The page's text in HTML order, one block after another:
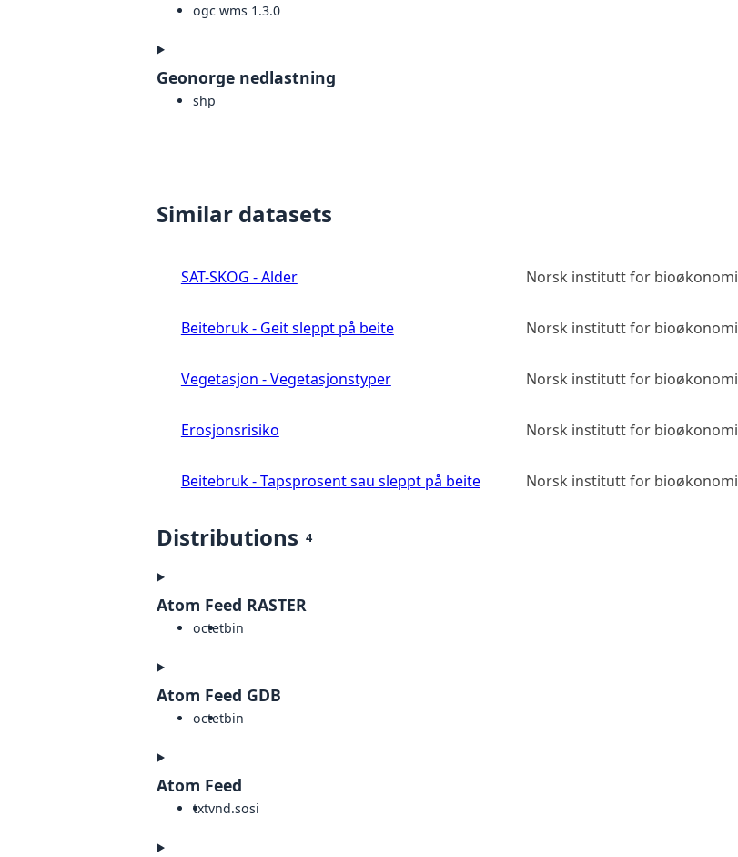
ogc wms 1.3.0
Geonorge nedlastning
shp
Similar datasets
SAT-SKOG - Alder Norsk institutt for bioøkonomi
Beitebruk - Geit sleppt på beite Norsk institutt for bioøkonomi
Vegetasjon - Vegetasjonstyper Norsk institutt for bioøkonomi
Erosjonsrisiko Norsk institutt for bioøkonomi
Beitebruk - Tapsprosent sau sleppt på beite Norsk institutt for bioøkonomi
Distributions 4
Atom Feed RASTER
octetbin
Atom Feed GDB
octetbin
Atom Feed
txtvnd.sosi